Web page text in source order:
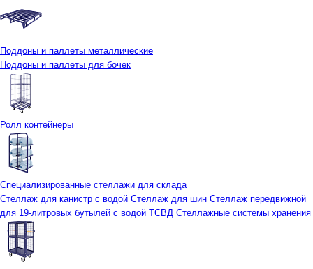
Поддоны и паллеты металлические
Поддоны и паллеты для бочек
Ролл контейнеры
Специализированные стеллажи для склада
Стеллаж для канистр с водой Стеллаж для шин Стеллаж передвижной
для 19-литровых бутылей с водой ТСВД Стеллажные системы хранения